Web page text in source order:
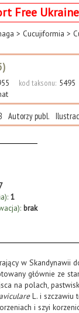
Free Ukraine
> Cucujiformia >
kod taksonu: 5495
Autorzy publ.
1
brak
w Skandynawii
głównie ze
na polach,
L. i szczawiu
i szyi